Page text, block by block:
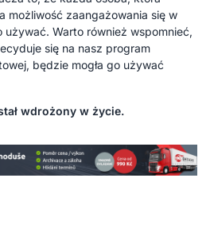
możliwość zaangażowania się w
Warto również wspomnieć,
się na nasz program
będzie mogła go używać
wdrożony w życie.